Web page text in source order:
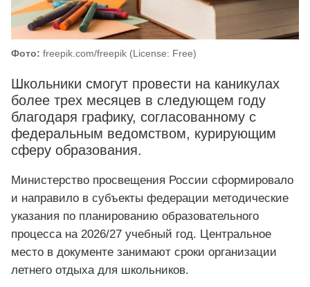
Фото: freepik.com/freepik (License: Free)
Школьники смогут провести на каникулах
более трех месяцев в следующем году
благодаря графику, согласованному с
федеральным ведомством, курирующим
сферу образования.
Министерство просвещения России сформировало
и направило в субъекты федерации методические
указания по планированию образовательного
процесса на 2026/27 учебный год. Центральное
место в документе занимают сроки организации
летнего отдыха для школьников.